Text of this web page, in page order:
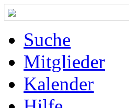
Suche
Mitglieder
Kalender